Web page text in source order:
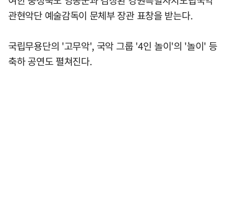
관현악단 예술감독이 문체부 장관 표창을 받는다.
국립무용단의 '고무악', 국악 그룹 '4인 놀이'의 '놀이' 등
축하 공연도 펼쳐진다.